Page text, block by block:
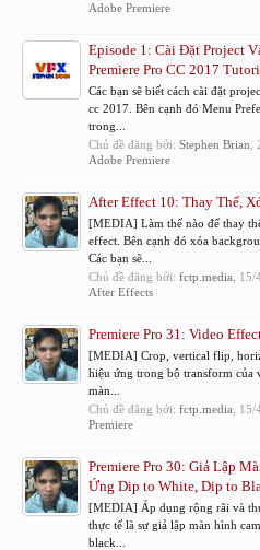
Adobe Premiere
Episode 1: Cài Đặt Project
Premiere Pro CC 2017
Các bạn sẽ biết cách cài đặt
cc 2017. Bên cạnh đó Menu
trong...
Chủ đề đăng bởi: Stephen Brian
Adobe Premiere
After Effect 10: Thay Thế,
[MEDIA] Làm thế nào để thay
effect. Bên cạnh đó xóa
Các bạn sẽ...
Chủ đề đăng bởi: fctp.media 15/
After Effects
Premiere Pro 31: Video
[MEDIA] Crop, vertical flip,
hiệu ứng trong bộ transform của
màn...
Chủ đề đăng bởi: fctp.media 15/
Premiere
Premiere Pro 30: Giả Lập
Ứng Dip to White, Dip to
[MEDIA] Áp dụng rộng rãi và
thực tế là sự giả lập màn hình
black...